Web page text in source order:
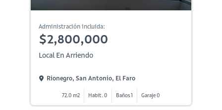
Administración incluida:
$2,800,000
Local En Arriendo
Rionegro, San Antonio, El Faro
72.0 m2 Habit. 0 Baños 1 Garaje 0